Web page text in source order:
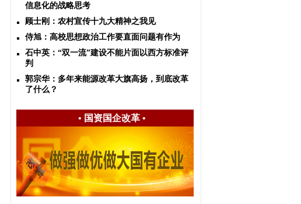
信息化的战略思考
顾士刚：农村宣传十九大精神之我见
侍旭：高校思想政治工作要直面问题有作为
石中英：“双一流”建设不能片面以西方标准评
判
郭宗华：多年来能源改革大旗高扬，到底改革
了什么？
• 国资国企改革•